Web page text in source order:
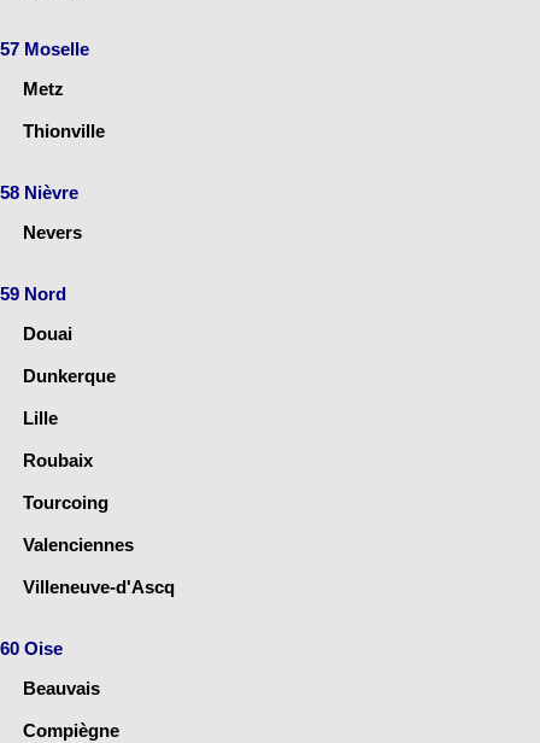
57 Moselle
Metz
Thionville
58 Nièvre
Nevers
59 Nord
Douai
Dunkerque
Lille
Roubaix
Tourcoing
Valenciennes
Villeneuve-d'Ascq
60 Oise
Beauvais
Compiègne